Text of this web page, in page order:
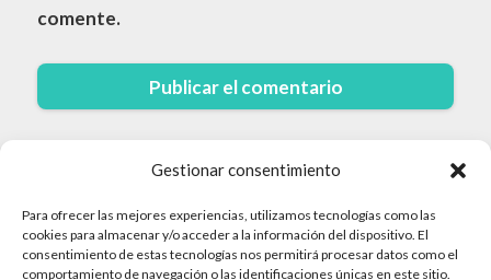
Gestionar consentimiento
Para ofrecer las mejores experiencias, utilizamos tecnologías como las
cookies para almacenar y/o acceder a la información del dispositivo. El
consentimiento de estas tecnologías nos permitirá procesar datos como el
comportamiento de navegación o las identificaciones únicas en este sitio.
comente.